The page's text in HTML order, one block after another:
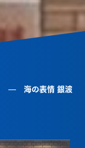
海の表情 銀波